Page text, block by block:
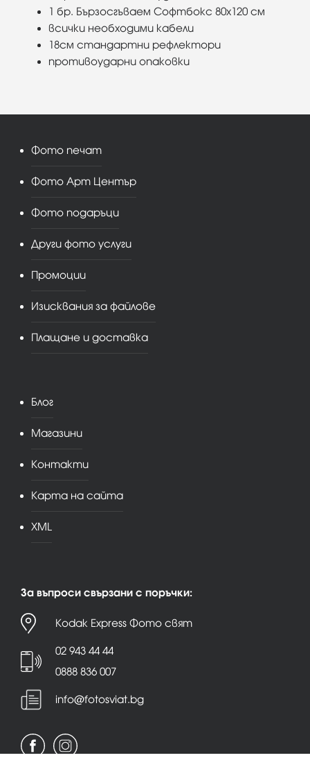
1 бр. Бързосгъваем Софтбокс 80х120 см
всички необходими кабели
18см стандартни рефлектори
противоударни опаковки
Фото печат
Фото Арт Център
Фото подаръци
Други фото услуги
Промоции
Изисквания за файлове
Плащане и доставка
Блог
Магазини
Контакти
Карта на сайта
XML
За въпроси свързани с поръчки:
Kodak Express Фото свят
02 943 44 44
0888 836 007
info@fotosviat.bg